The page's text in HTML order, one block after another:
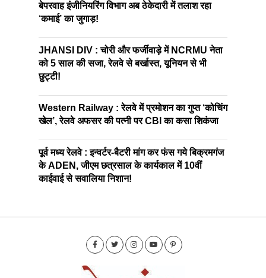
बेपरवाह इंजीनियरिंग विभाग अब ठेकेदारी में तलाश रहा
‘कमाई’ का जुगाड़!
JHANSI DIV : चोरी और फर्जीवाड़े में NCRMU नेता
को 5 साल की सजा, रेलवे से बर्खास्त, यूनियन से भी
छुट्टी!
Western Railway : रेलवे में प्रमोशन का गुप्त ‘कोचिंग
खेल’, रेलवे अफसर की पत्नी पर CBI का कसा शिकंजा
पूर्व मध्य रेलवे : इन्वर्टर-बैटरी मांग कर फंस गये बिक्रमगंज
के ADEN, जीएम छत्रसाल के कार्यकाल में 10वीं
काईवाई से सवालिया निशान!